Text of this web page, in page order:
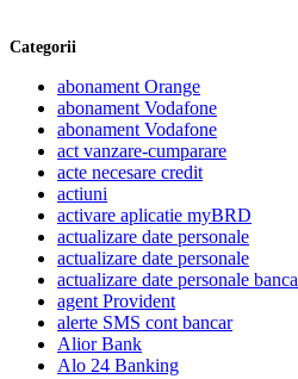
Categorii
abonament Orange
abonament Vodafone
abonament Vodafone
act vanzare-cumparare
acte necesare credit
actiuni
activare aplicatie myBRD
actualizare date personale
actualizare date personale
actualizare date personale banca
agent Provident
alerte SMS cont bancar
Alior Bank
Alo 24 Banking